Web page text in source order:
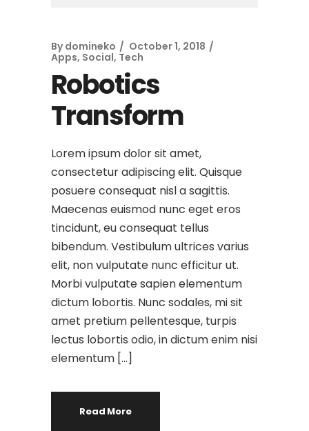
By domineko
October 1, 2018
Apps, Social, Tech
Robotics
Transform
Lorem ipsum dolor sit amet,
consectetur adipiscing elit. Quisque
posuere consequat nisl a sagittis.
Maecenas euismod nunc eget eros
tincidunt, eu consequat tellus
bibendum. Vestibulum ultrices varius
elit, non vulputate nunc efficitur ut.
Morbi vulputate sapien elementum
dictum lobortis. Nunc sodales, mi sit
amet pretium pellentesque, turpis
lectus lobortis odio, in dictum enim nisi
elementum […]
Read More